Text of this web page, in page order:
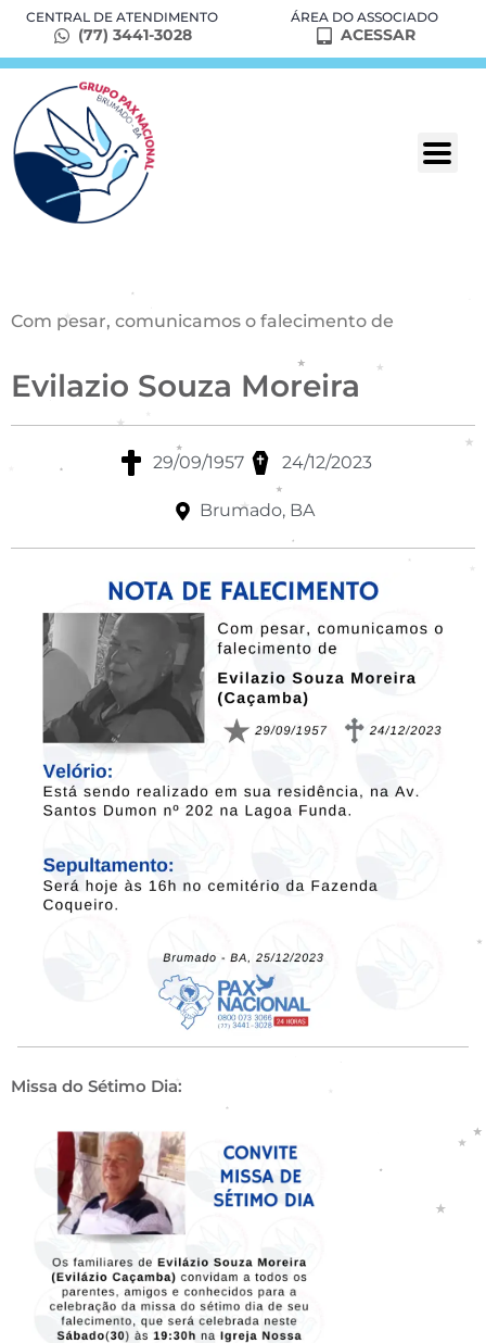
CENTRAL DE ATENDIMENTO
(77) 3441-3028
ÁREA DO ASSOCIADO
ACESSAR
Com pesar, comunicamos o falecimento de
Evilazio Souza Moreira
29/09/1957 24/12/2023
Brumado, BA
Missa do Sétimo Dia: